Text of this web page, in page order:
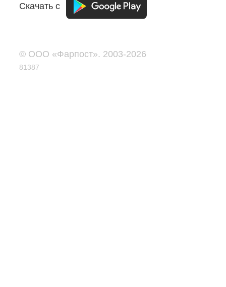
Скачать с
© ООО «Фарпост». 2003-2026
81387